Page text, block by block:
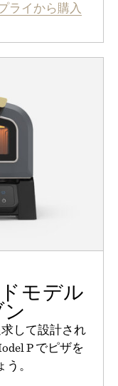
ライから購入
モデル
して設計され
P でピザを
。